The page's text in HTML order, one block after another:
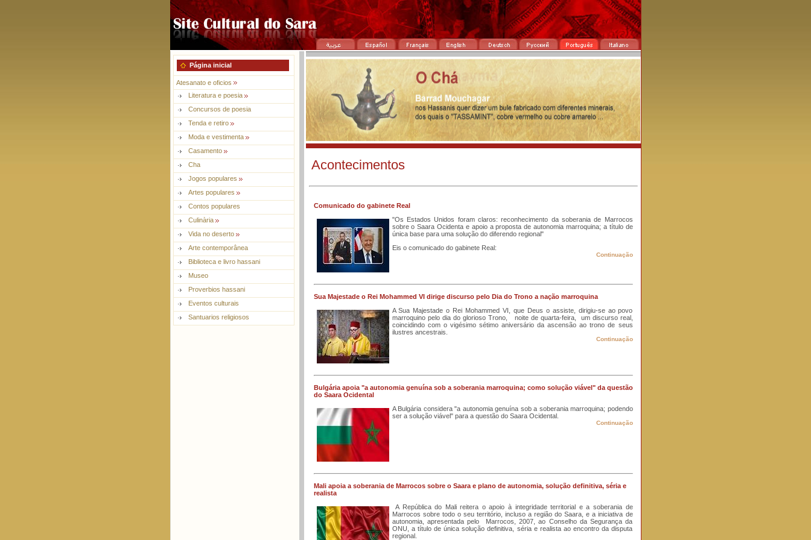
Página inicial
Atesanato e oficios
Literatura e poesia
Concursos de poesia
Tenda e retiro
Moda e vestimenta
Casamento
Cha
Jogos populares
Artes populares
Contos populares
Culinària
Vida no deserto
Arte contemporânea
Biblioteca e livro hassani
Museo
Proverbios hassani
Eventos culturais
Santuarios religiosos
Acontecimentos
Comunicado do gabinete Real
"Os Estados Unidos foram claros: reconhecimento da soberania de Marrocos
sobre o Saara Ocidenta e apoio a proposta de autonomia marroquina; a título de
única base para uma solução do diferendo regional"
Eis o comunicado do gabinete Real:
Continuação
Sua Majestade o Rei Mohammed VI dirige discurso pelo Dia do Trono a nação marroquina
A Sua Majestade o Rei Mohammed VI, que Deus o assiste, dirigiu-se ao povo
marroquino pelo dia do glorioso Trono, noite de quarta-feira, um discurso real,
coincidindo com o vigésimo sétimo aniversário da ascensão ao trono de seus
ilustres ancestrais.
Continuação
Bulgária apoia "a autonomia genuína sob a soberania marroquina; como solução viável" da questão
do Saara Ocidental
A Bulgária considera "a autonomia genuína sob a soberania marroquina; podendo
ser a solução viável" para a questão do Saara Ocidental.
Continuação
Mali apoia a soberania de Marrocos sobre o Saara e plano de autonomia, solução definitiva, séria e
realista
A República do Mali reitera o apoio à integridade territorial e a soberania de
Marrocos sobre todo o seu território, incluso a região do Saara, e a iniciativa de
autonomia, apresentada pelo Marrocos, 2007, ao Conselho da Segurança da
ONU, a título de única solução definitiva, séria e realista ao encontro da disputa
regional.